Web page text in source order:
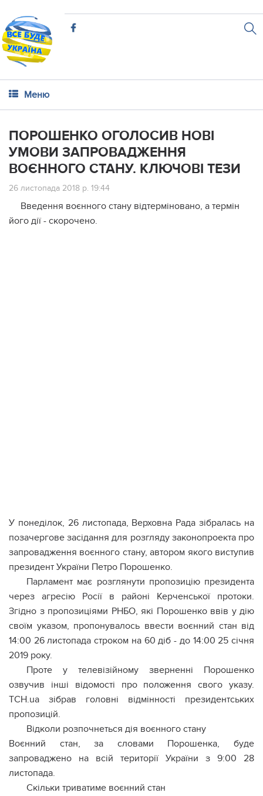
Меню
ПОРОШЕНКО ОГОЛОСИВ НОВІ
УМОВИ ЗАПРОВАДЖЕННЯ
ВОЄННОГО СТАНУ. КЛЮЧОВІ ТЕЗИ
26 листопада 2018 р. 19:44
Введення воєнного стану відтерміновано, а термін
його дії - скорочено.
У понеділок, 26 листопада, Верховна Рада зібралась на
позачергове засідання для розгляду законопроекта про
запровадження воєнного стану, автором якого виступив
президент України Петро Порошенко.
Парламент має розглянути пропозицію президента
через агресію Росії в районі Керченської протоки.
Згідно з пропозиціями РНБО, які Порошенко ввів у дію
своїм указом, пропонувалось ввести воєнний стан від
14:00 26 листопада строком на 60 діб - до 14:00 25 січня
2019 року.
Проте у телевізійному зверненні Порошенко
озвучив інші відомості про положення свого указу.
ТСН.ua зібрав головні відмінності президентських
пропозицій.
Відколи розпочнеться дія воєнного стану
Воєнний стан, за словами Порошенка, буде
запроваджено на всій території України з 9:00 28
листопада.
Скільки триватиме воєнний стан